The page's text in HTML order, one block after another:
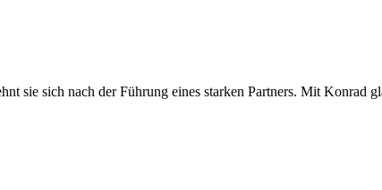
sie sich nach der Führung eines starken Partners. Mit Konrad